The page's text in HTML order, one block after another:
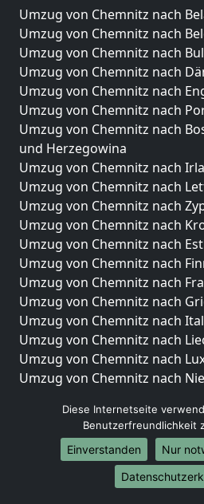
Umzug von Chemnitz nach
Umzug von Chemnitz nach
Umzug von Chemnitz nach
Umzug von Chemnitz nach
Umzug von Chemnitz nach
Umzug von Chemnitz nach
Umzug von Chemnitz nach
und Herzegowina
Umzug von Chemnitz nach
Umzug von Chemnitz nach
Umzug von Chemnitz nach
Umzug von Chemnitz nach
Umzug von Chemnitz nach
Umzug von Chemnitz nach
Umzug von Chemnitz nach
Umzug von Chemnitz nach
Umzug von Chemnitz nach
Umzug von Chemnitz nach
Umzug von Chemnitz nach
Umzug von Chemnitz nach
Umzüge-
Umzug von Chemnitz nach
Umzug von Chemnitz nach
Umzug von Chemnitz nach
Diese Internetseite
Benutzerfreundlichkeit
Einverstanden
Nur